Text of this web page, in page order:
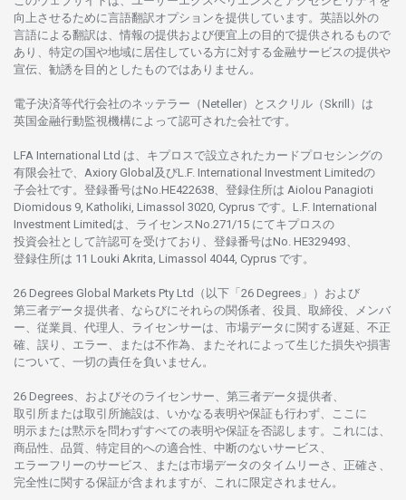
向上さ せるために言語翻訳オプションを提供しています。 英語以外の
言語による翻訳は、 情報の提供および便宜上の 目的で提供さ れるもので
あり、 特定の国や地域に居住している方に対する金融サービスの提供や
宣伝、 勧誘を 目的としたものではありません。
電子決済等代行会社のネッテラー （Neteller）と スクリル （Skrill）は
英国金融行動監視機構によって認可さ れた会社です。
LFA International Ltd は、 キプロスで設立さ れた カードプロセシングの
有限会社で、Axiory Global 及びL.F. International Investment Limitedの
子会社です。 登録番号はNo.HE422638、 登録住所は Aiolou Panagioti
Diomidous 9, Katholiki, Limassol 3020, Cyprus です。L.F. International
Investment Limitedは、 ライセンスNo.271/15 にてキプロスの
投資会社として許認可を受けており、 登録番号はNo. HE329493、
登録住所は 11 Louki Akrita, Limassol 4044, Cyprus です。
26 Degrees Global Markets Pty Ltd（以下「26 Degrees」） および
第三者データ提供者、ならびにそれらの関係者、役員、取締役、メンバ
ー、従業員、代理人、ライセンサーは、 市場データに関する遅延、不正
確、誤り、エラー、
または不作為、 またそれによって生じた損失や損害
について、 一切の責任を負いません。
26 Degrees、 およびそのライセンサー、 第三者データ提供者、
取引所または取引所施設は、いかなる表明や保証も行わず、 ここに
明示または黙示を 問わずすべての表明や保証を否認し ます。 これには、
商品性、品質、 特定目的への適合性、 中断のないサービス、
エラーフリーのサービス、 または市場データのタイムリーさ、正確さ、
完全性に関する保証が含まれますが、これに限定さ れません。